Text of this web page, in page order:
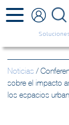
Noticias /
sobre el impacto
los espacios